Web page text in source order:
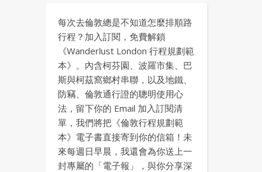
每次去倫敦總是不知道怎麼排順路
行程？加入訂閱，免費解鎖
《Wanderlust London 行程規劃範
本》。內含柯芬園、波羅市集、巴
斯與柯茲窩鄉村串聯，以及地鐵、
防竊、倫敦通行證的聰明使用心
法，留下你的 Email 加入訂閱清
單，我們將把《倫敦行程規劃範
本》電子書直接寄到你的信箱！未
來每週日早晨，我還會為你送上一
封專屬的「電子報」，與你分享深